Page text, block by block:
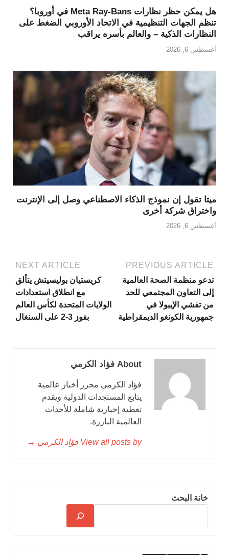
هل يمكن حظر نظارات Meta Ray-Bans في أوروبا؟
تنظم الجهات التنظيمية في الاتحاد الأوروبي الضغط على
النظارات الذكية – والعالم بأسره يراقب
أغسطس 6, 2026
ميتا تقول إن نموذج الذكاء الاصطناعي وصل إلى الإنترنت
واختراق شركة أخرى
أغسطس 6, 2026
PREVIOUS ARTICLE
تدعو منظمة الصحة العالمية
إلى التعاون المجتمعي للحد
من تفشي الإيبولا في
جمهورية الكونغو الديمقراطية
NEXT ARTICLE
كريستيان بوليسيتش يتألق
مع انطلاق استعدادات
الولايات المتحدة لكأس العالم
بفوز 3-2 على السنغال
About فؤاد الكرمي
فؤاد الكرمي محرر أخبار عالمية
يتابع المستجدات الدولية ويقدم
تغطية إخبارية شاملة للأحداث
العالمية البارزة.
View all posts by فؤاد الكرمي →
خانة البحث